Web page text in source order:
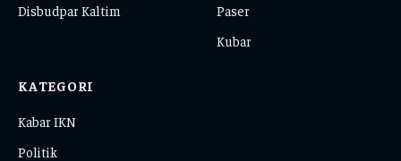
Disbudpar Kaltim
Paser
Kubar
KATEGORI
Kabar IKN
Politik